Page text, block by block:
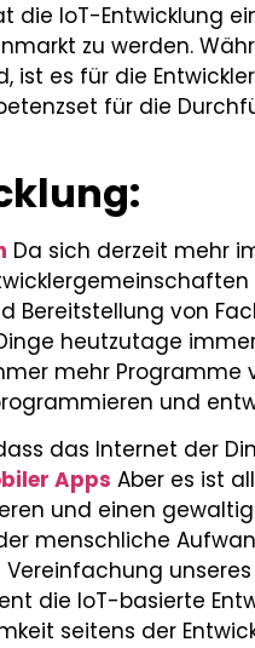
IoT-Entwicklung
zu werden.
ist es für die
für die
Da sich derzeit mehr
Bereitstellung von
heutzutage
mehr Programme
und
das Internet der
Apps Aber es ist
und einen
menschliche
die IoT-basierte
seitens der